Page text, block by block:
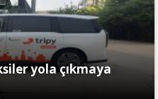
yola çıkmaya